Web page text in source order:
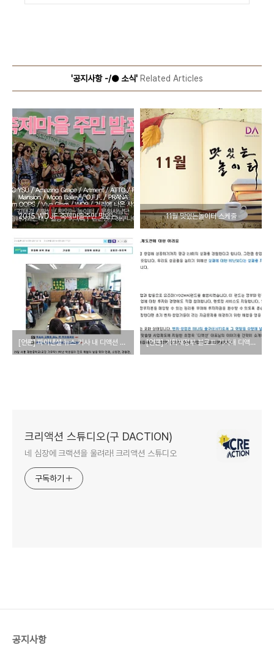
'공지사항 -/● 소식' Related Articles
2015 WDJF 축제마을주민 맛있는놀이터 선정(3.19) 11월 맛있는놀이터 스케줄
[언론] 파이낸셜 뉴스 기사 내 디액션 대표 창업 강의 (20140529) [언론] 기획재정부 블로그 기사내 디액션 대표 인터뷰 (2014/05/07)
크리액션 스튜디오(구 DACTION)
네 심장에 크랙션을 울려라! 크리액션 스튜디오
구독하기
공지사항